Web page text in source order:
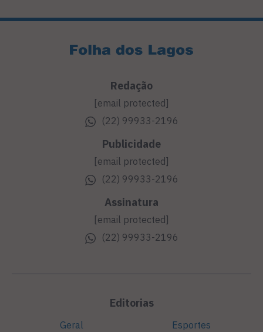
Redação
[email protected]
(22) 99933-2196
Publicidade
[email protected]
(22) 99933-2196
Assinatura
[email protected]
(22) 99933-2196
Editorias
Geral
Esportes